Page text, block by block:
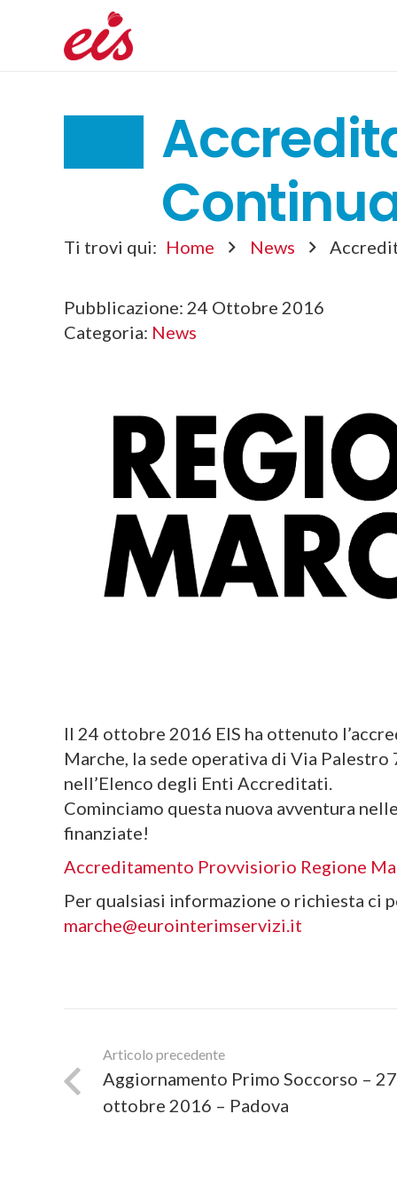
Ti trovi qui: Home News
Pubblicazione: 24 Ottobre 2016
Categoria: News
Il 24 ottobre 2016 EIS ha ottenuto
Marche, la sede operativa di Via
nell’Elenco degli Enti Accreditati.
Cominciamo questa nuova avventura
finanziate!
Accreditamento Provvisiorio Regione
Per qualsiasi informazione o richiesta ci
marche@eurointerimservizi.it
Articolo precedente
Aggiornamento Primo Soccorso – 27
ottobre 2016 – Padova